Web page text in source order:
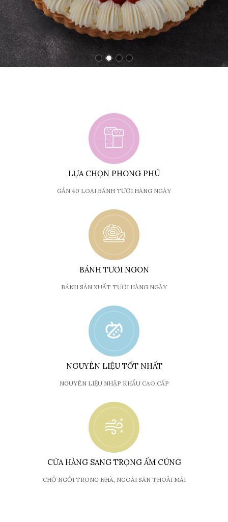
LỰA CHỌN PHONG PHÚ
GẦN 40 LOẠI BÁNH TƯƠI HÀNG NGÀY
BÁNH TƯƠI NGON
BÁNH SẢN XUẤT TƯƠI HÀNG NGÀY
NGUYÊN LIỆU TỐT NHẤT
NGUYÊN LIỆU NHẬP KHẨU CAO CẤP
CỬA HÀNG SANG TRỌNG ẤM CÚNG
CHỖ NGỒI TRONG NHÀ, NGOÀI SÂN THOẢI MÁI